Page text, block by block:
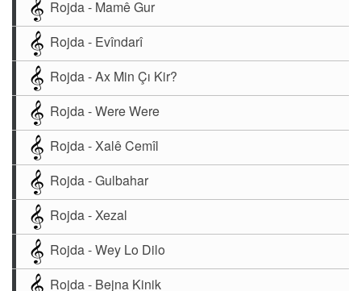
Rojda - Mamê Gur
Rojda - Evîndarî
Rojda - Ax Min Çı Kir?
Rojda - Were Were
Rojda - Xalê Cemîl
Rojda - Gulbahar
Rojda - Xezal
Rojda - Wey Lo Dilo
Rojda - Bejna Kinik